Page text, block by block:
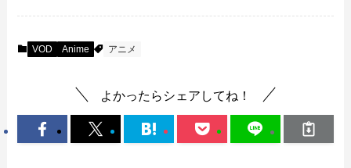
VOD Anime アニメ
よかったらシェアしてね！